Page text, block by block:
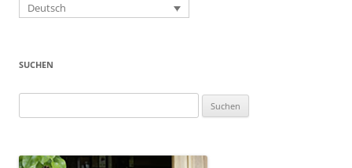
Deutsch
SUCHEN
nach: